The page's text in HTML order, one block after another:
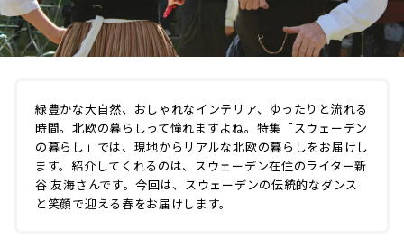
緑豊かな大自然、おしゃれなインテリア、ゆったりと流れる
時間。北欧の暮らしって憧れますよね。特集「スウェーデン
の暮らし」では、現地からリアルな北欧の暮らしをお届けし
ます。紹介してくれるのは、スウェーデン在住のライター新
谷 友海さんです。今回は、スウェーデンの伝統的なダンス
と笑顔で迎える春をお届けします。